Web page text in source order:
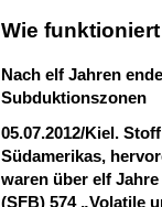
Wie
Nach elf Jahren
Subduktionszonen
05.07.2012/Kiel.
Südamerikas,
waren über elf
(SFB) 574 „Volatile